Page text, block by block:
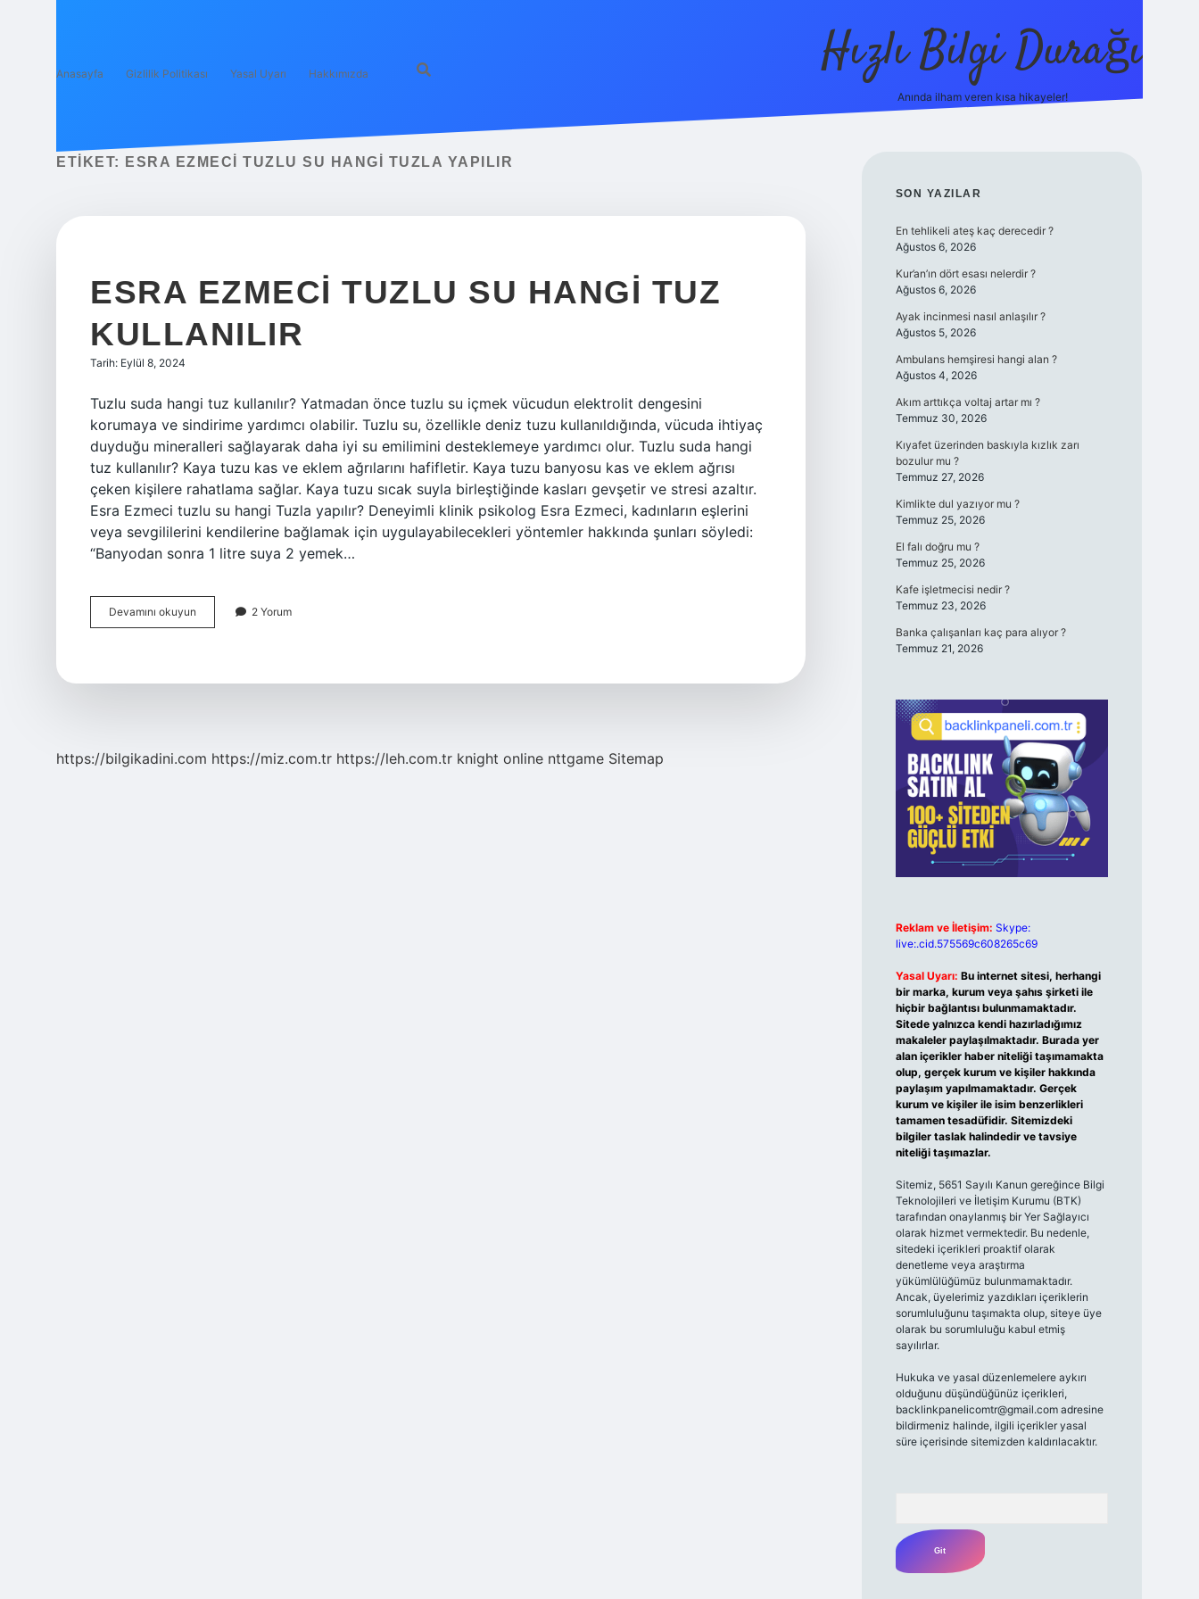
Anasayfa Gizlilik Politikası Yasal Uyarı Hakkımızda Hızlı Bilgi Durağı
Anında ilham veren kısa hikayeler!
ETIKET: ESRA EZMECI TUZLU SU HANGI TUZLA YAPILIR
ESRA EZMECI TUZLU SU HANGI TUZ
KULLANILIR
Tarih: Eylül 8, 2024
Tuzlu suda hangi tuz kullanılır? Yatmadan önce tuzlu su içmek vücudun elektrolit dengesini
korumaya ve sindirime yardımcı olabilir. Tuzlu su, özellikle deniz tuzu kullanıldığında, vücuda ihtiyaç
duyduğu mineralleri sağlayarak daha iyi su emilimini desteklemeye yardımcı olur. Tuzlu suda hangi
tuz kullanılır? Kaya tuzu kas ve eklem ağrılarını hafifletir. Kaya tuzu banyosu kas ve eklem ağrısı
çeken kişilere rahatlama sağlar. Kaya tuzu sıcak suyla birleştiğinde kasları gevşetir ve stresi azaltır.
Esra Ezmeci tuzlu su hangi Tuzla yapılır? Deneyimli klinik psikolog Esra Ezmeci, kadınların eşlerini
veya sevgililerini kendilerine bağlamak için uygulayabilecekleri yöntemler hakkında şunları söyledi:
“Banyodan sonra 1 litre suya 2 yemek…
Devamını okuyun
Ezmeci
2 Yorum
https://bilgikadini.com https://miz.com.tr https://leh.com.tr knight online nttgame Sitemap
SIDEBAR
SON YAZILAR
En tehlikeli ateş kaç derecedir ?
Ağustos 6, 2026
Kur’an’ın dört esası nelerdir ?
Ağustos 6, 2026
Ayak incinmesi nasıl anlaşılır ?
Ağustos 5, 2026
Ambulans hemşiresi hangi alan ?
Ağustos 4, 2026
Akım arttıkça voltaj artar mı ?
Temmuz 30, 2026
Kıyafet üzerinden baskıyla kızlık zarı
bozulur mu ?
Temmuz 27, 2026
Kimlikte dul yazıyor mu ?
Temmuz 25, 2026
El falı doğru mu ?
Temmuz 25, 2026
Kafe işletmecisi nedir ?
Temmuz 23, 2026
Banka çalışanları kaç para alıyor ?
Temmuz 21, 2026
Reklam ve İletişim: Skype:
live:.cid.575569c608265c69
Yasal Uyarı: Bu internet sitesi, herhangi
bir marka, kurum veya şahıs şirketi ile
hiçbir bağlantısı bulunmamaktadır.
Sitede yalnızca kendi hazırladığımız
makaleler paylaşılmaktadır. Burada yer
alan içerikler haber niteliği taşımamakta
olup, gerçek kurum ve kişiler hakkında
paylaşım yapılmamaktadır. Gerçek
kurum ve kişiler ile isim benzerlikleri
tamamen tesadüfidir. Sitemizdeki
bilgiler taslak halindedir ve tavsiye
niteliği taşımazlar.
Sitemiz, 5651 Sayılı Kanun gereğince Bilgi
Teknolojileri ve İletişim Kurumu (BTK)
tarafından onaylanmış bir Yer Sağlayıcı
olarak hizmet vermektedir. Bu nedenle,
sitedeki içerikleri proaktif olarak
denetleme veya araştırma
yükümlülüğümüz bulunmamaktadır.
Ancak, üyelerimiz yazdıkları içeriklerin
sorumluluğunu taşımakta olup, siteye üye
olarak bu sorumluluğu kabul etmiş
sayılırlar.
Hukuka ve yasal düzenlemelere aykırı
olduğunu düşündüğünüz içerikleri,
backlinkpanelicomtr@gmail.comadresine
bildirmeniz halinde, ilgili içerikler yasal
süre içerisinde sitemizden kaldırılacaktır.